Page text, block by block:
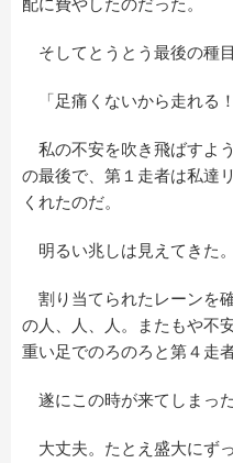
そしてとうとう最後の種
「足痛くないから走れる！
私の不安を吹き飛ばすよ
の最後で、第１走者は私達
くれたのだ。
明るい兆しは見えてきた
割り当てられたレーンを
の人、人、人。またもや不
重い足でのろのろと第４走
遂にこの時が来てしまった
大丈夫。たとえ盛大にず